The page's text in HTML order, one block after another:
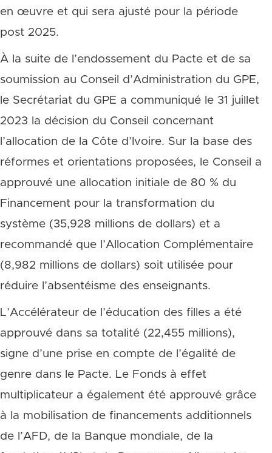
en œuvre et qui sera ajusté pour la période
post 2025.
À la suite de l’endossement du Pacte et de sa
soumission au Conseil d’Administration du GPE,
le Secrétariat du GPE a communiqué le 31 juillet
2023 la décision du Conseil concernant
l’allocation de la Côte d’Ivoire. Sur la base des
réformes et orientations proposées, le Conseil a
approuvé une allocation initiale de 80 % du
Financement pour la transformation du
système (35,928 millions de dollars) et a
recommandé que l’Allocation Complémentaire
(8,982 millions de dollars) soit utilisée pour
réduire l’absentéisme des enseignants.
L’Accélérateur de l’éducation des filles a été
approuvé dans sa totalité (22,455 millions),
signe d’une prise en compte de l’égalité de
genre dans le Pacte. Le Fonds à effet
multiplicateur a également été approuvé grâce
à la mobilisation de financements additionnels
de l’AFD, de la Banque mondiale, de la